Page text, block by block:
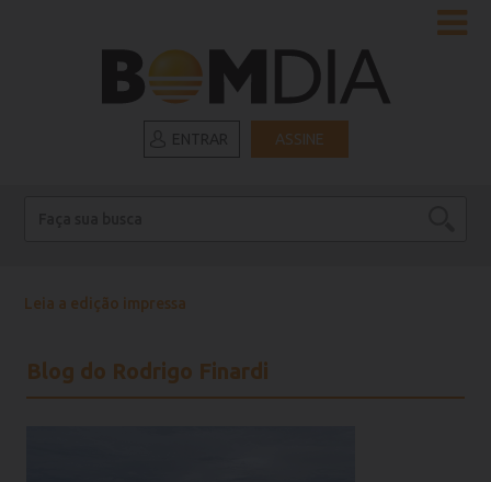
ASSINE
Leia a edição impressa
Blog do Rodrigo Finardi